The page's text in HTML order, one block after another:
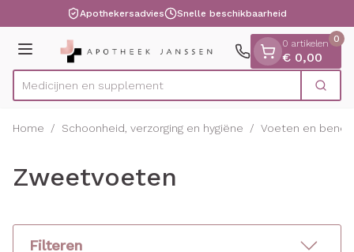
Ga naar de inhoudApothekersadvies Snelle beschikbaarheid
Menu
Product, merk, categorie...
Medici Zoek
0 artikelen
€ 0,00
0
Home / Schoonheid, verzorging en hygiëne / Voeten en benen
Zweetvoeten
Filteren